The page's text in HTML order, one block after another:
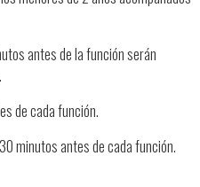
antes de la función serán
de cada función.
30 minutos antes de cada función.